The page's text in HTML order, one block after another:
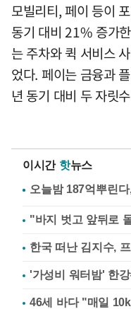
모빌리티, 페이 등이
동기 대비 21% 증가
는 주차와 퀵 서비스
었다. 페이는 금융과
년 동기 대비 두 자릿
이시간 핫뉴스
"바지 벗고 앞뒤로
한국 떠난 김지수,
46세 바다 "매일